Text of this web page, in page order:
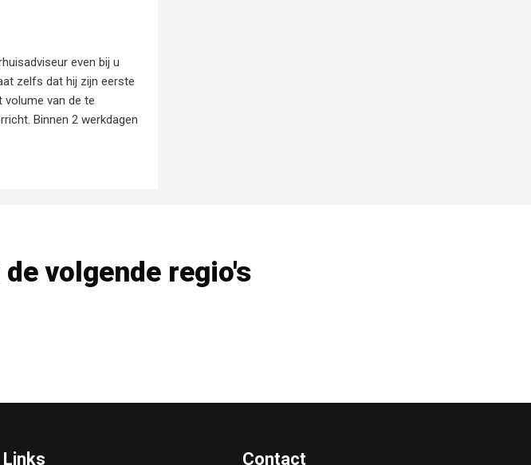
even bij u
zelfs dat hij zijn eerste
volume van de te
Binnen 2 werkdagen
volgende regio's
Links Contact